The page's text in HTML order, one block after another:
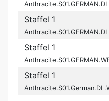
Staffel 1
Staffel 1
Staffel 1